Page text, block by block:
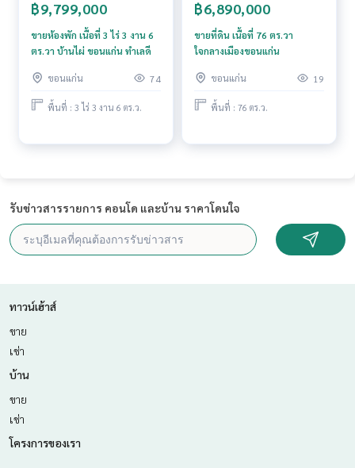
ห้บริการด้าน ซื้อ ขาย เช่า อสังหาริมทรัพย์
฿9,799,000
ขายห้องพัก เนื้อที่ 3 ไร่ 3 งาน 6
ตร.วา บ้านไผ่ ขอนแก่น ทำเลดี
ขอนแก่น 74
พื้นที่ : 3 ไร่ 3 งาน 6 ตร.ว.
฿6,890,000
ขายที่ดิน เนื้อที่ 76 ตร.วา
ใจกลางเมืองขอนแก่น
ขอนแก่น 19
พื้นที่ : 76 ตร.ว.
รับข่าวสารรายการ คอนโด และบ้าน ราคาโดนใจ
ทาวน์เฮ้าส์
ขาย
เช่า
บ้าน
ขาย
เช่า
โครงการของเรา